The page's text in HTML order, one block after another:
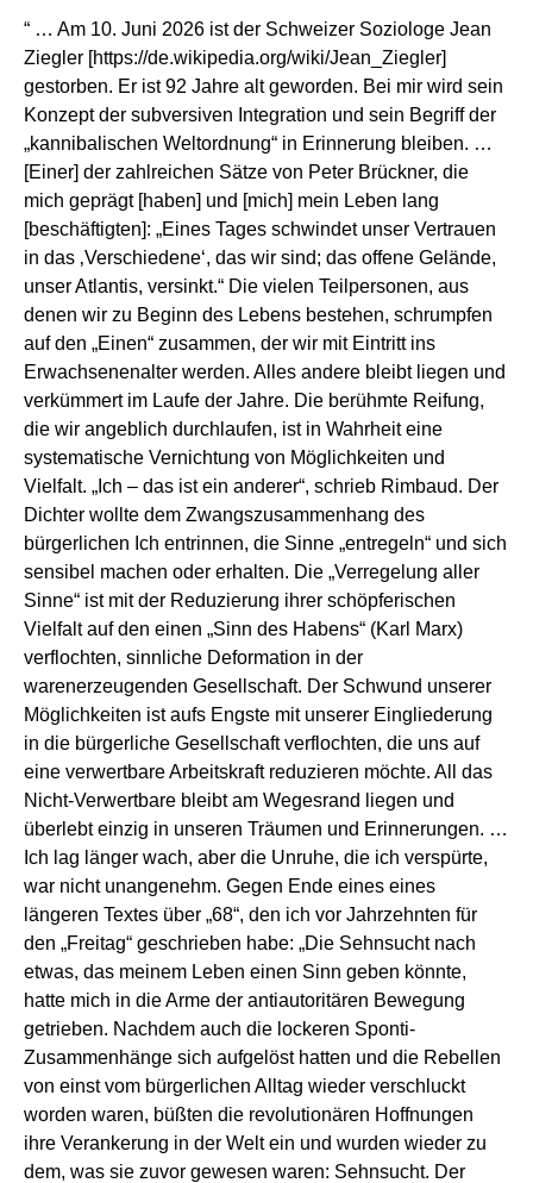
“ … Am 10. Juni 2026 ist der Schweizer Soziologe Jean
Ziegler [https://de.wikipedia.org/wiki/Jean_Ziegler]
gestorben. Er ist 92 Jahre alt geworden. Bei mir wird sein
Konzept der subversiven Integration und sein Begriff der
„kannibalischen Weltordnung“ in Erinnerung bleiben. …
[Einer] der zahlreichen Sätze von Peter Brückner, die
mich geprägt [haben] und [mich] mein Leben lang
[beschäftigten]: „Eines Tages schwindet unser Vertrauen
in das ‚Verschiedene‘, das wir sind; das offene Gelände,
unser Atlantis, versinkt.“ Die vielen Teilpersonen, aus
denen wir zu Beginn des Lebens bestehen, schrumpfen
auf den „Einen“ zusammen, der wir mit Eintritt ins
Erwachsenenalter werden. Alles andere bleibt liegen und
verkümmert im Laufe der Jahre. Die berühmte Reifung,
die wir angeblich durchlaufen, ist in Wahrheit eine
systematische Vernichtung von Möglichkeiten und
Vielfalt. „Ich – das ist ein anderer“, schrieb Rimbaud. Der
Dichter wollte dem Zwangszusammenhang des
bürgerlichen Ich entrinnen, die Sinne „entregeln“ und sich
sensibel machen oder erhalten. Die „Verregelung aller
Sinne“ ist mit der Reduzierung ihrer schöpferischen
Vielfalt auf den einen „Sinn des Habens“ (Karl Marx)
verflochten, sinnliche Deformation in der
warenerzeugenden Gesellschaft. Der Schwund unserer
Möglichkeiten ist aufs Engste mit unserer Eingliederung
in die bürgerliche Gesellschaft verflochten, die uns auf
eine verwertbare Arbeitskraft reduzieren möchte. All das
Nicht-Verwertbare bleibt am Wegesrand liegen und
überlebt einzig in unseren Träumen und Erinnerungen. …
Ich lag länger wach, aber die Unruhe, die ich verspürte,
war nicht unangenehm. Gegen Ende eines eines
längeren Textes über „68“, den ich vor Jahrzehnten für
den „Freitag“ geschrieben habe: „Die Sehnsucht nach
etwas, das meinem Leben einen Sinn geben könnte,
hatte mich in die Arme der antiautoritären Bewegung
getrieben. Nachdem auch die lockeren Sponti-
Zusammenhänge sich aufgelöst hatten und die Rebellen
von einst vom bürgerlichen Alltag wieder verschluckt
worden waren, büßten die revolutionären Hoffnungen
ihre Verankerung in der Welt ein und wurden wieder zu
dem, was sie zuvor gewesen waren: Sehnsucht. Der